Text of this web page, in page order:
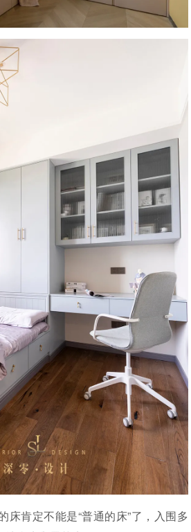
床肯定不能是“普通的床”了，入围多